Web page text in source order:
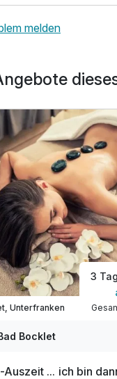
melden
bis November
Unterfranken
3
Bocklet
bin dann mal weg -